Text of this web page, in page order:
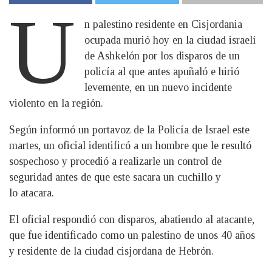
U
n palestino residente en Cisjordania
ocupada murió hoy en la ciudad israelí
de Ashkelón por los disparos de un
policía al que antes apuñaló e hirió
levemente, en un nuevo incidente
violento en la región.
Según informó un portavoz de la Policía de Israel este
martes, un oficial identificó a un hombre que le resultó
sospechoso y procedió a realizarle un control de
seguridad antes de que este sacara un cuchillo y
lo atacara.
El oficial respondió con disparos, abatiendo al atacante,
que fue identificado como un palestino de unos 40 años
y residente de la ciudad cisjordana de Hebrón.